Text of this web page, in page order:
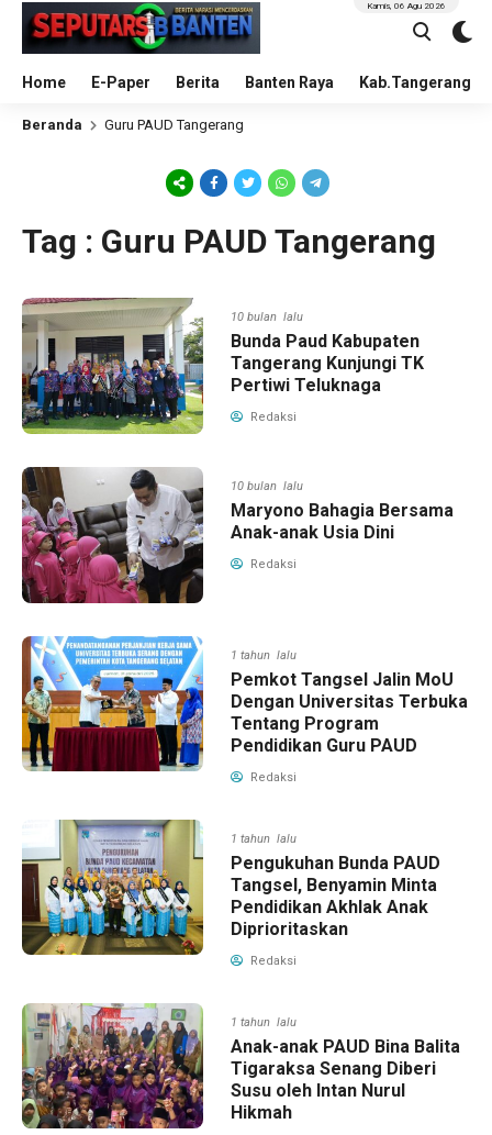
Home E-Paper Berita Banten Raya Kab.Tangerang
Kamis, 06 Agu 2026
Beranda Guru PAUD Tangerang
Tag : Guru PAUD Tangerang
10 bulan lalu
Bunda Paud Kabupaten
Tangerang Kunjungi TK
Pertiwi Teluknaga
Redaksi
10 bulan lalu
Maryono Bahagia Bersama
Anak-anak Usia Dini
Redaksi
1 tahun lalu
Pemkot Tangsel Jalin MoU
Dengan Universitas Terbuka
Tentang Program
Pendidikan Guru PAUD
Redaksi
1 tahun lalu
Pengukuhan Bunda PAUD
Tangsel, Benyamin Minta
Pendidikan Akhlak Anak
Diprioritaskan
Redaksi
1 tahun lalu
Anak-anak PAUD Bina Balita
Tigaraksa Senang Diberi
Susu oleh Intan Nurul
Hikmah